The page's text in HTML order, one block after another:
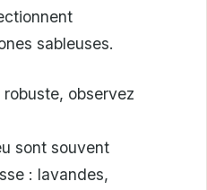
sableuses.
observez
sont souvent
: lavandes,